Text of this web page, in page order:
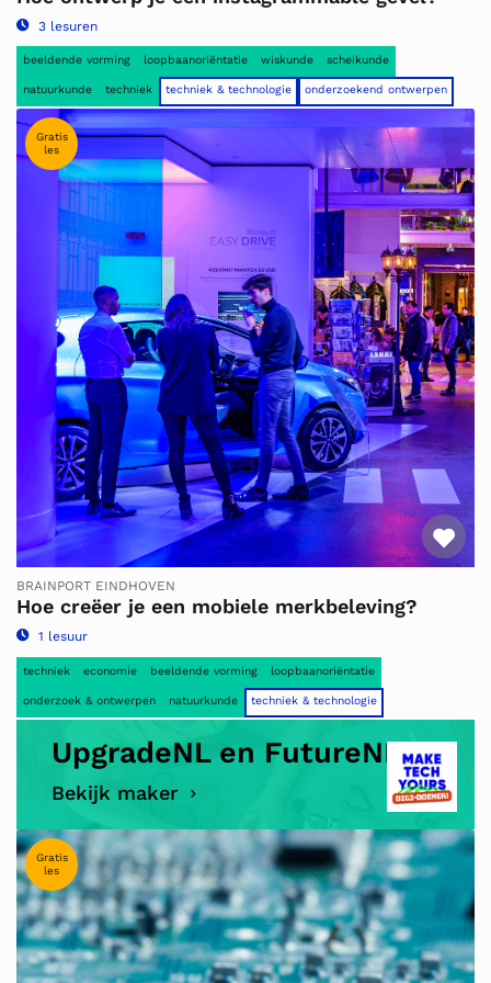
3 lesuren
beeldende vorming loopbaanoriëntatie wiskunde scheikunde
natuurkunde techniek techniek & technologie onderzoekend ontwerpen
Gratis
les
BRAINPORT EINDHOVEN
Hoe creëer je een mobiele merkbeleving?
1 lesuur
techniek economie beeldende vorming loopbaanoriëntatie
onderzoek & ontwerpen natuurkunde techniek & technologie
UpgradeNL en FutureNL
Bekijk maker
Gratis
les